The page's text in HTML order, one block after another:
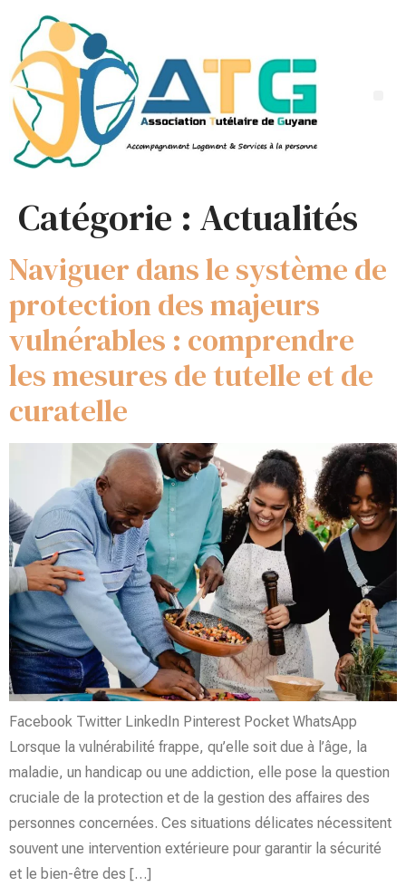
Catégorie : Actualités
Naviguer dans le système de
protection des majeurs
vulnérables : comprendre
les mesures de tutelle et de
curatelle
Facebook Twitter LinkedIn Pinterest Pocket WhatsApp
Lorsque la vulnérabilité frappe, qu’elle soit due à l’âge, la
maladie, un handicap ou une addiction, elle pose la question
cruciale de la protection et de la gestion des affaires des
personnes concernées. Ces situations délicates nécessitent
souvent une intervention extérieure pour garantir la sécurité
et le bien-être des […]